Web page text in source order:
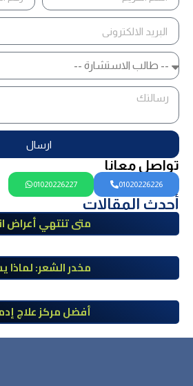
ارسال
تواصل معانا
01020226226
01020226227
أحدث المقالات
متى تنتهي أعراض
مخدر الشعر: لماذا
أفضل مركز علاج
علاج معتمدة